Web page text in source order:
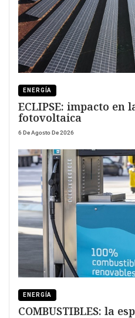
ENERGÍA
ECLIPSE: impacto
fotovoltaica
6 De Agosto De 2026
ENERGÍA
COMBUSTIBLES: la